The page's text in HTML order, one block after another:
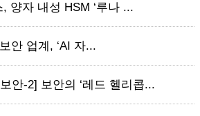
양자 내성 HSM ‘루나 ...
안 업계, ‘AI 자...
안-2] 보안의 ‘레드 헬리콥...